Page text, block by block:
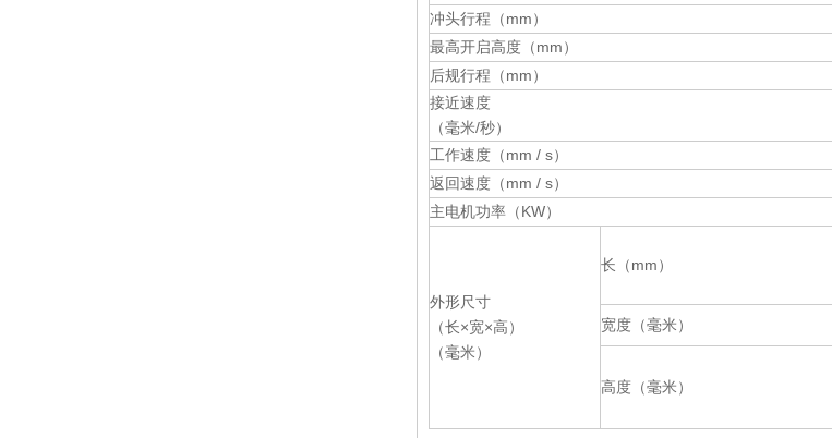
冲头行程（mm）
最高开启高度（mm）
后规行程（mm）
接近速度
（毫米/秒）
工作速度（mm / s）
返回速度（mm / s）
主电机功率（KW）
外形尺寸
（长×宽×高）
（毫米）
长（mm）
宽度（毫米）
高度（毫米）